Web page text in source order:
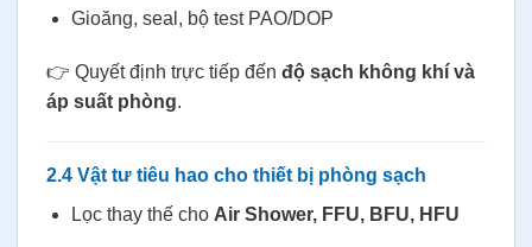
Gioăng, seal, bộ test PAO/DOP
👉 Quyết định trực tiếp đến độ sạch không khí và
áp suất phòng.
2.4 Vật tư tiêu hao cho thiết bị phòng sạch
Lọc thay thế cho Air Shower, FFU, BFU, HFU